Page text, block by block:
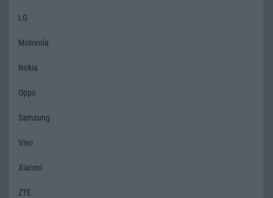
LG
Motorola
Nokia
Oppo
Samsung
Vivo
Xiaomi
ZTE